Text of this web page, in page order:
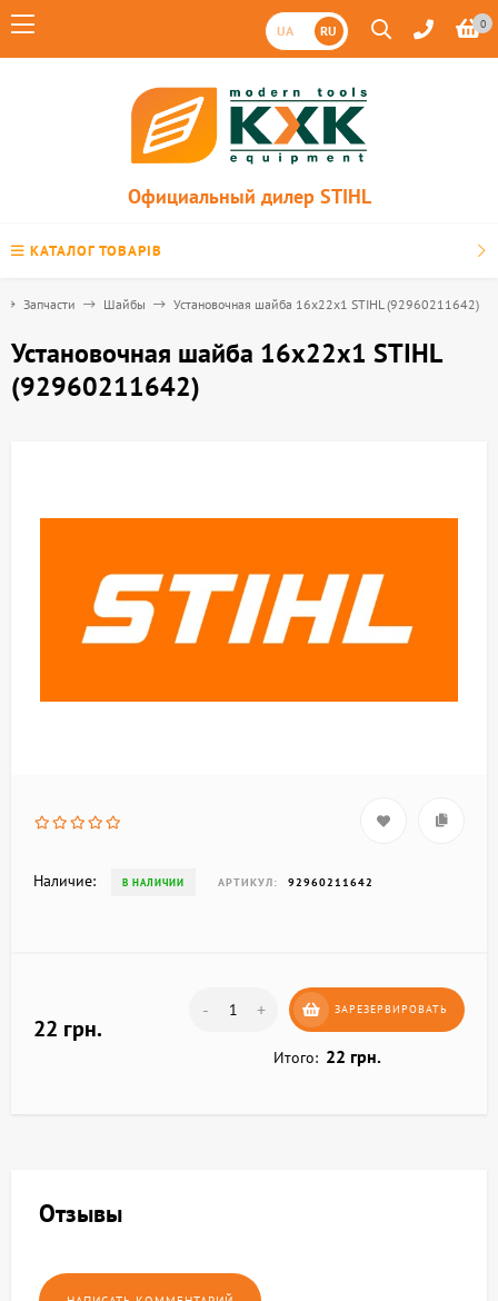
UA RU 0
Официальный дилер STIHL
КАТАЛОГ ТОВАРІВ
Запчасти Шайбы Установочная шайба 16х22х1 STIHL (92960211642)
Установочная шайба 16х22х1 STIHL
(92960211642)
Наличие: В НАЛИЧИИ АРТИКУЛ: 92960211642
22 грн.
- + ЗАРЕЗЕРВИРОВАТЬ
Итого: 22 грн.
Отзывы